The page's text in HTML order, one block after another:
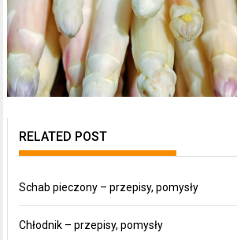
RELATED POST
Schab pieczony – przepisy, pomysły
Chłodnik – przepisy, pomysły